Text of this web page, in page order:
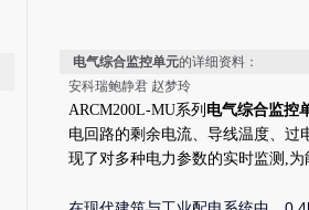
电气综合监控单元的详细资料：
安科瑞鲍静君 赵梦玲
ARCM200L-MU系列 电气综合监控
电回路的剩余电流、导线温度、过
现了对多种电力参数的实时监测,